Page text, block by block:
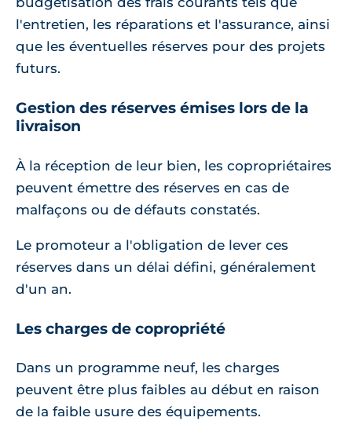
l'entretien, les réparations et l'assurance, ainsi
que les éventuelles réserves pour des projets
futurs.
Gestion des réserves émises lors de la
livraison
À la réception de leur bien, les copropriétaires
peuvent émettre des réserves en cas de
malfaçons ou de défauts constatés.
Le promoteur a l'obligation de lever ces
réserves dans un délai défini, généralement
d'un an.
Les charges de copropriété
Dans un programme neuf, les charges
peuvent être plus faibles au début en raison
de la faible usure des équipements.